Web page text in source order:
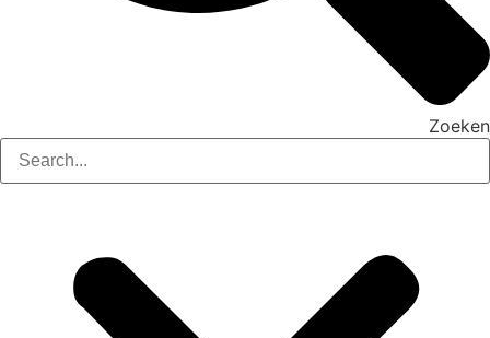
Zoeken